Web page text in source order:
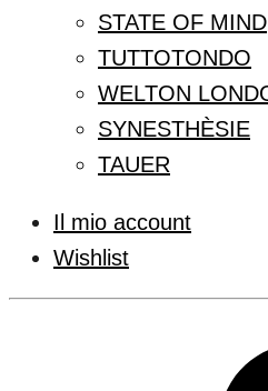
STATE OF MIND
TUTTOTONDO
WELTON
SYNESTHÈSIE
TAUER
Il mio account
Wishlist